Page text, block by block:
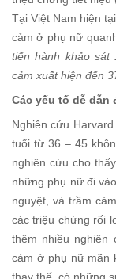
Tại Việt Nam hiện
cảm ở phụ nữ
tiến hành khảo sát
cảm xuất hiện đến
Các yếu tố dễ dẫn
Nghiên cứu
tuổi từ 36 – 45
nghiên cứu cho
những phụ nữ đi
nguyệt, và trầm
các triệu chứng rối
thêm nhiều nghiên
cảm ở phụ nữ mãn